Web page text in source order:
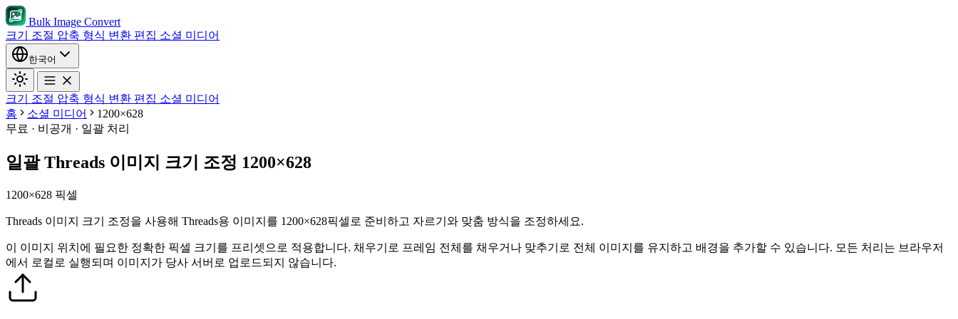
Bulk Image Convert
크기 조절 압축 형식 변환 편집 소셜 미디어
한국어
크기 조절 압축 형식 변환 편집 소셜 미디어
홈
소셜 미디어
1200×628
무료 · 비공개 · 일괄 처리
일괄 Threads 이미지 크기 조정 1200×628
1200×628 픽셀
Threads 이미지 크기 조정을 사용해 Threads용 이미지를 1200×628픽셀로 준비하고 자르기와 맞춤 방식을 조정하세요.
이 이미지 위치에 필요한 정확한 픽셀 크기를 프리셋으로 적용합니다. 채우기로 프레임 전체를 채우거나 맞추기로 전체 이미지를 유지하고 배경을 추가할 수 있습니다. 모든 처리는 브라우저
에서 로컬로 실행되며 이미지가 당사 서버로 업로드되지 않습니다.